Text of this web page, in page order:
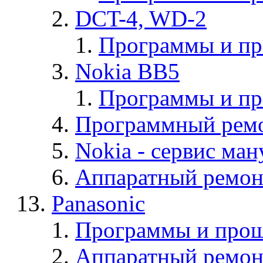
DCT-4, WD-2
Программы и
Nokia BB5
Программы и
Программный
Nokia - cервис
Аппаратный
Panasonic
Программы и
Аппаратный